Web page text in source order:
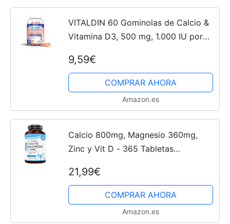
VITALDIN 60 Gominolas de Calcio &
Vitamina D3, 500 mg, 1.000 IU por
Ayuda a mantener huesos y dientes –
Sin Gluten – Apto...
9,59€
COMPRAR AHORA
Amazon.es
Calcio 800mg, Magnesio 360mg,
Zinc y Vit D - 365 Tabletas
mantenimiento de Huesos, sistema
inmunológico, función muscular...
21,99€
COMPRAR AHORA
Amazon.es